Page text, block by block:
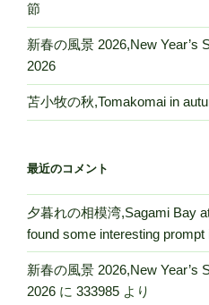
節
新春の風景 2026,New Year’s
2026
苫小牧の秋,Tomakomai in
最近のコメント
夕暮れの相模湾,Sagami Bay
found some interesting
新春の風景 2026,New Year’s
2026 に 333985 より